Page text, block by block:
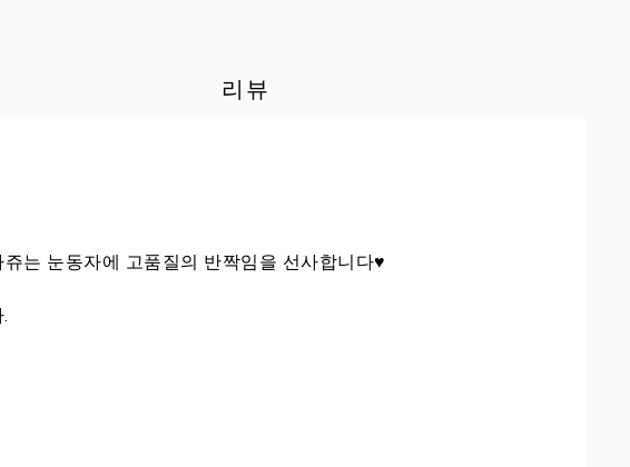
리뷰
는 눈동자에 고품질의 반짝임을 선사합니다♥